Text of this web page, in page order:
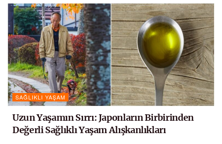
SAĞLIKLI YAŞAM
Uzun Yaşamın Sırrı: Japonların Birbirinden
Değerli Sağlıklı Yaşam Alışkanlıkları